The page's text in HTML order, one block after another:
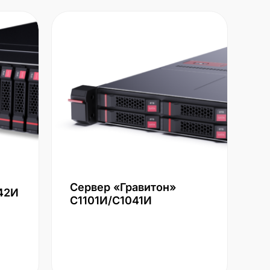
Сервер «Гравитон»
С1101И/С1041И